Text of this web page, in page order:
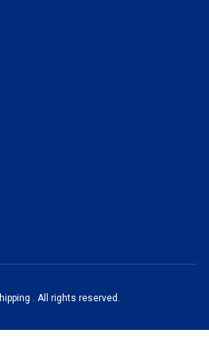
. All rights reserved.